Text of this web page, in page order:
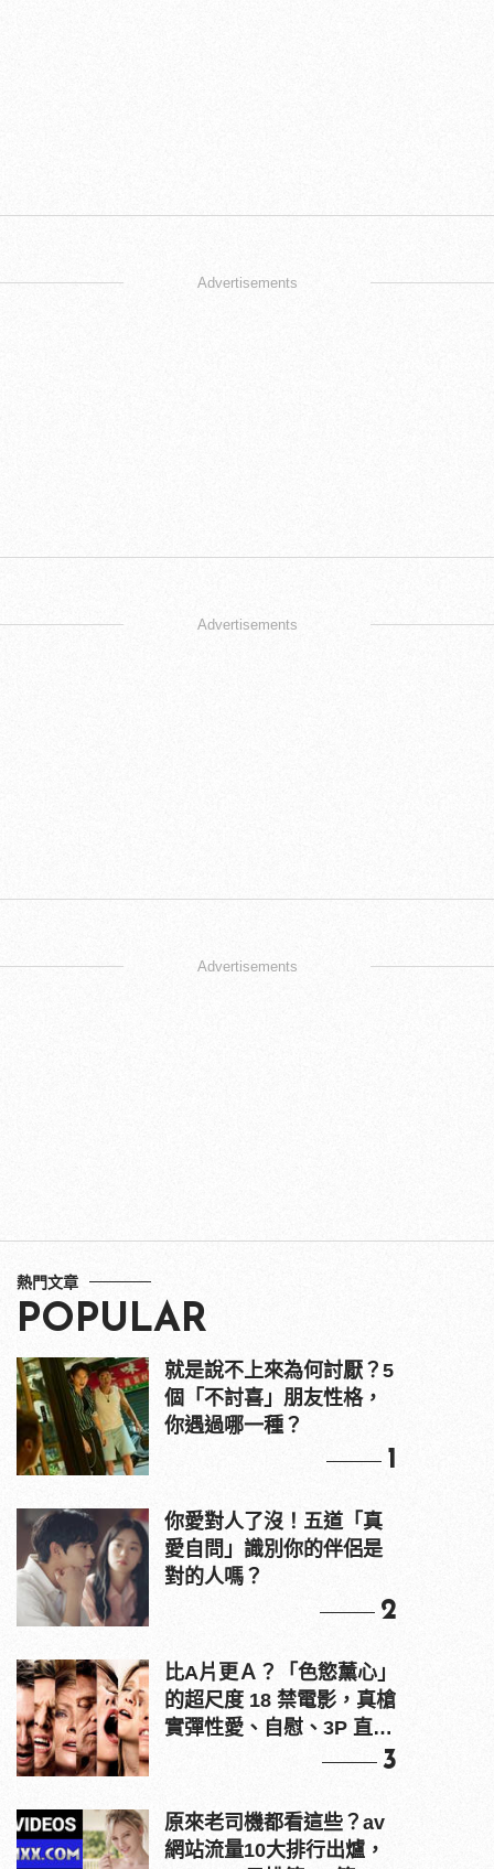
Advertisements
Advertisements
Advertisements
熱門文章
POPULAR
就是說不上來為何討厭？5
個「不討喜」朋友性格，
你遇過哪一種？
1
你愛對人了沒！五道「真
愛自問」識別你的伴侶是
對的人嗎？
2
比A片更Ａ？「色慾薰心」
的超尺度 18 禁電影，真槍
實彈性愛、自慰、3P 直接
3
原來老司機都看這些？av
網站流量10大排行出爐，